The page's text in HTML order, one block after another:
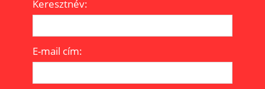
Keresztnév:
E-mail cím: